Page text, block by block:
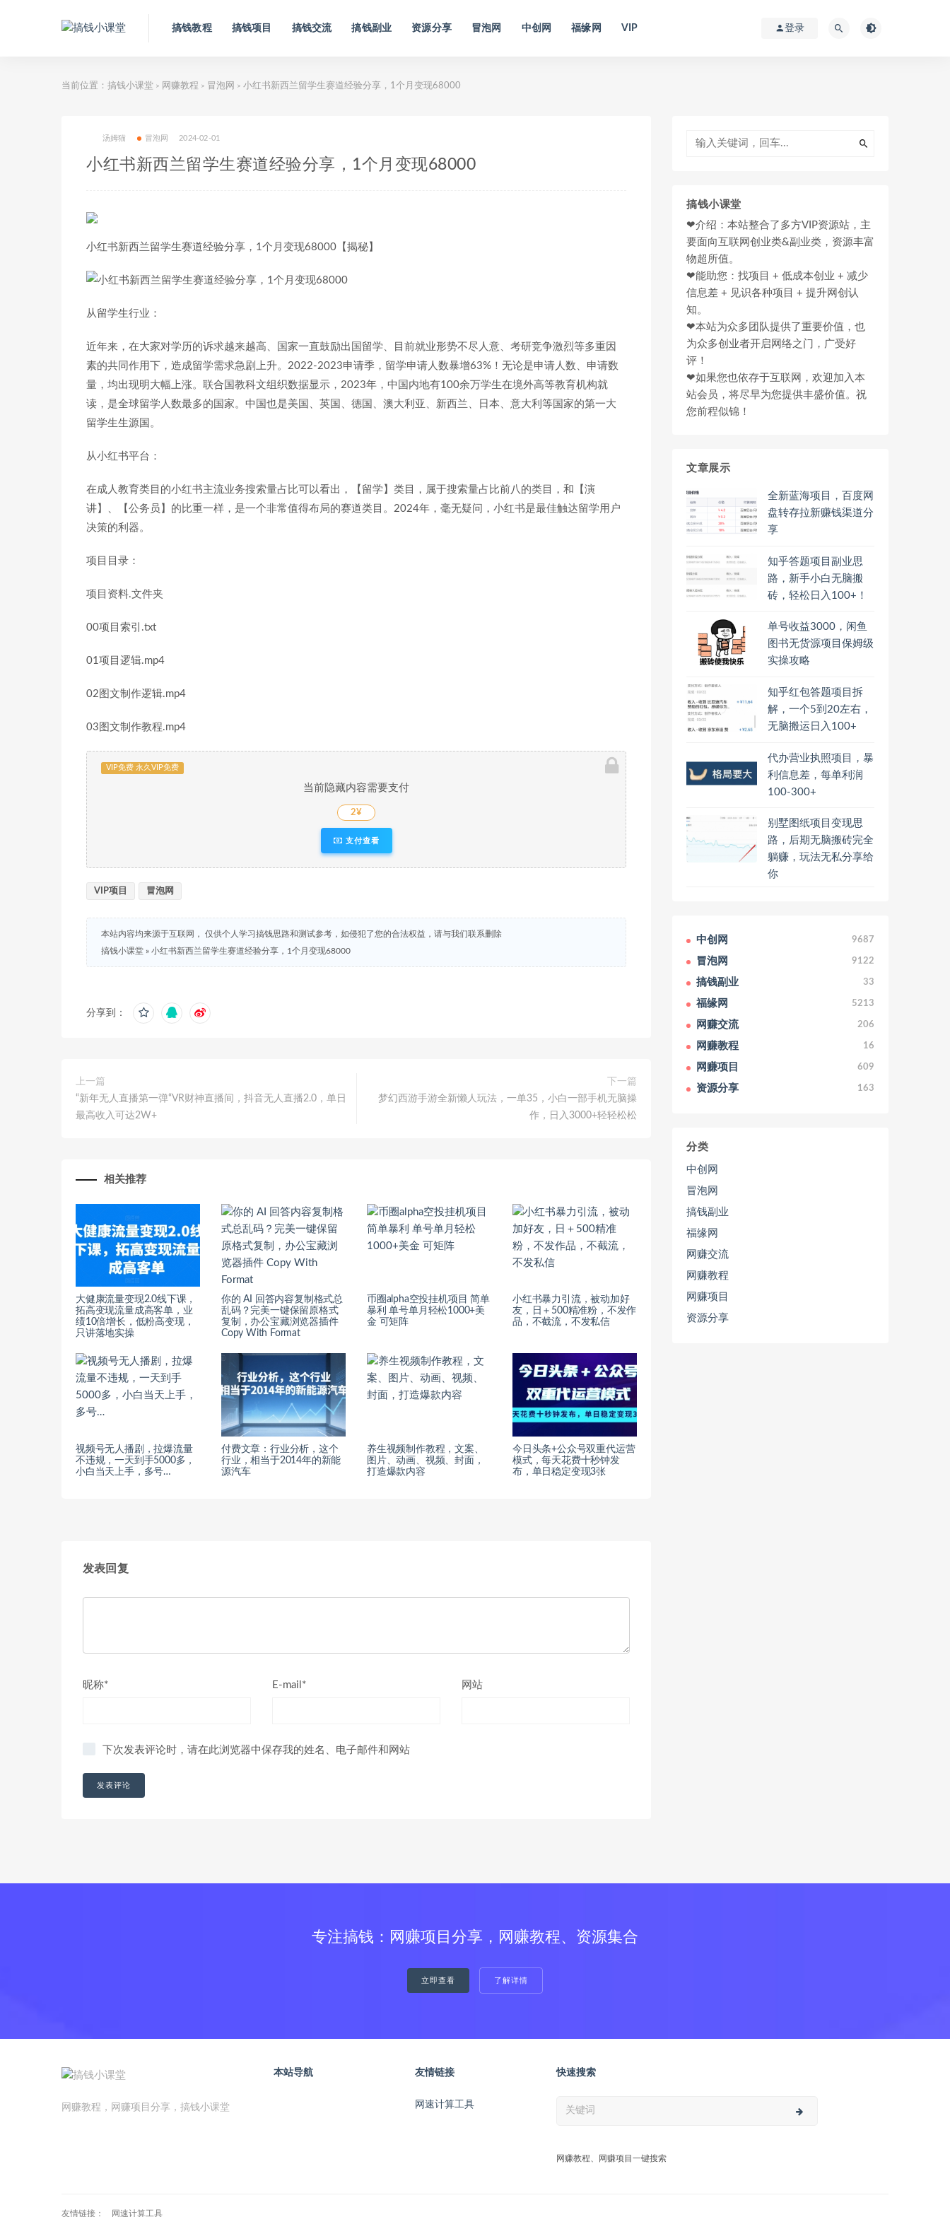
搞钱教程 搞钱项目 搞钱交流 搞钱副业 资源分享 冒泡网 中创网 福缘网 VIP 登录
当前位置： 搞钱小课堂 > 网赚教程 > 冒泡网 > 小红书新西兰留学生赛道经验分享，1个月变现68000
汤姆猫 冒泡网 2024-02-01
小红书新西兰留学生赛道经验分享，1个月变现68000
小红书新西兰留学生赛道经验分享，1个月变现68000【揭秘】
从留学生行业：
近年来，在大家对学历的诉求越来越高、国家一直鼓励出国留学、目前就业形势不尽人意、考研竞争激烈等多重因
素的共同作用下，造成留学需求急剧上升。2022-2023申请季，留学申请人数暴增63%！无论是申请人数、申请数
量，均出现明大幅上涨。联合国教科文组织数据显示，2023年，中国内地有100余万学生在境外高等教育机构就
读，是全球留学人数最多的国家。中国也是美国、英国、德国、澳大利亚、新西兰、日本、意大利等国家的第一大
留学生生源国。
从小红书平台：
在成人教育类目的小红书主流业务搜索量占比可以看出，【留学】类目，属于搜索量占比前八的类目，和【演
讲】、【公务员】的比重一样，是一个非常值得布局的赛道类目。2024年，毫无疑问，小红书是最佳触达留学用户
决策的利器。
项目目录：
项目资料.文件夹
00项目索引.txt
01项目逻辑.mp4
02图文制作逻辑.mp4
03图文制作教程.mp4
VIP免费 永久VIP免费
当前隐藏内容需要支付
2¥
支付查看
VIP项目 冒泡网
本站内容均来源于互联网， 仅供个人学习搞钱思路和测试参考，如侵犯了您的合法权益，请与我们联系删除
搞钱小课堂 » 小红书新西兰留学生赛道经验分享，1个月变现68000
分享到：
上一篇
“新年无人直播第一弹“VR财神直播间，抖音无人直播2.0，单日
最高收入可达2W+
下一篇
梦幻西游手游全新懒人玩法，一单35，小白一部手机无脑操
作，日入3000+轻轻松松
相关推荐
大健康流量变现2.0线下课，​
拓高变现流量成高客单，业
绩10倍增长，低粉高变现，
只讲落地实操
你的 AI 回答内容复制格式总
乱码？完美一键保留原格式
复制，办公宝藏浏览器插件
Copy With Format
币圈alpha空投挂机项目 简单
暴利 单号单月轻松1000+美
金 可矩阵
小红书暴力引流，被动加好
友，日＋500精准粉，不发作
品，不截流，不发私信
视频号无人播剧，拉爆流量
不违规，一天到手5000多，
小白当天上手，多号…
付费文章：行业分析，这个
行业，相当于2014年的新能
源汽车
养生视频制作教程，文案、
图片、动画、视频、封面，
打造爆款内容
今日头条+公众号双重代运营
模式，每天花费十秒钟发
布，单日稳定变现3张
发表回复
昵称* E-mail* 网站
下次发表评论时，请在此浏览器中保存我的姓名、电子邮件和网站
搞钱小课堂
❤介绍：本站整合了多方VIP资源站，主
要面向互联网创业类&副业类，资源丰富
物超所值。
❤能助您：找项目 + 低成本创业 + 减少
信息差 + 见识各种项目 + 提升网创认
知。
❤本站为众多团队提供了重要价值，也
为众多创业者开启网络之门，广受好
评！
❤如果您也依存于互联网，欢迎加入本
站会员，将尽早为您提供丰盛价值。祝
您前程似锦！
文章展示
全新蓝海项目，百度网
盘转存拉新赚钱渠道分
享
知乎答题项目副业思
路，新手小白无脑搬
砖，轻松日入100+！
单号收益3000，闲鱼
图书无货源项目保姆级
实操攻略
知乎红包答题项目拆
解，一个5到20左右，
无脑搬运日入100+
代办营业执照项目，暴
利信息差，每单利润
100-300+
别墅图纸项目变现思
路，后期无脑搬砖完全
躺赚，玩法无私分享给
你
中创网 9687
冒泡网 9122
搞钱副业 33
福缘网 5213
网赚交流 206
网赚教程 16
网赚项目 609
资源分享 163
分类
中创网
冒泡网
搞钱副业
福缘网
网赚交流
网赚教程
网赚项目
资源分享
专注搞钱：网赚项目分享，网赚教程、资源集合
立即查看 了解详情
网赚教程，网赚项目分享，搞钱小课堂
本站导航 友情链接
网速计算工具
快速搜索
网赚教程、网赚项目一键搜索
友情链接： 网速计算工具